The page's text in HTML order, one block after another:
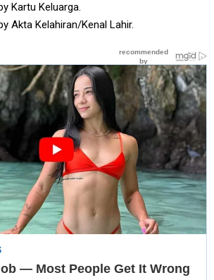
Kartu Keluarga.
Akta Kelahiran/Kenal Lahir.